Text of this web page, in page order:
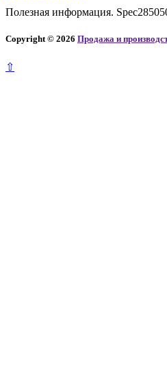
Полезная информация.
Copyright © 2026 Продажа и
⇧